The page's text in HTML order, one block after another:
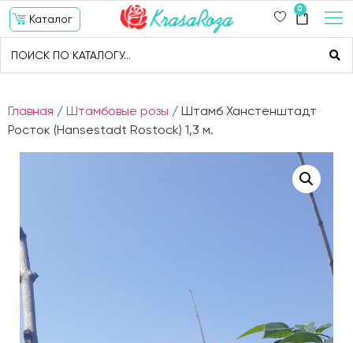
Каталог
0
Главная / Штамбовые розы / Штамб Ханстенштадт
Росток (Hansestadt Rostock) 1,3 м.